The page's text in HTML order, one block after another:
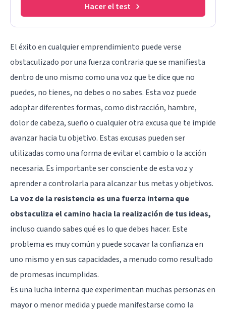
Hacer el test
El éxito en cualquier emprendimiento puede verse
obstaculizado por una fuerza contraria que se manifiesta
dentro de uno mismo como una voz que te dice que no
puedes, no tienes, no debes o no sabes. Esta voz puede
adoptar diferentes formas, como distracción, hambre,
dolor de cabeza, sueño o cualquier otra excusa que te impide
avanzar hacia tu objetivo. Estas excusas pueden ser
utilizadas como una forma de evitar el cambio o la acción
necesaria. Es importante ser consciente de esta voz y
aprender a controlarla para alcanzar tus metas y objetivos.
La voz de la resistencia es una fuerza interna que
obstaculiza el camino hacia la realización de tus ideas,
incluso cuando sabes qué es lo que debes hacer. Este
problema es muy común y puede socavar la confianza en
uno mismo y en sus capacidades, a menudo como resultado
de promesas incumplidas.
Es una lucha interna que experimentan muchas personas en
mayor o menor medida y puede manifestarse como la